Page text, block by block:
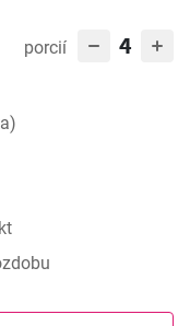
porcií 4